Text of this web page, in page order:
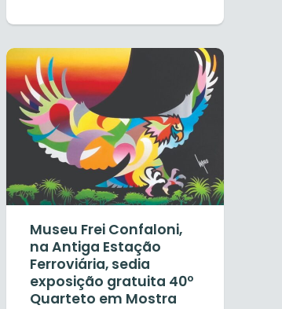
Museu Frei Confaloni,
na Antiga Estação
Ferroviária, sedia
exposição gratuita 40º
Quarteto em Mostra